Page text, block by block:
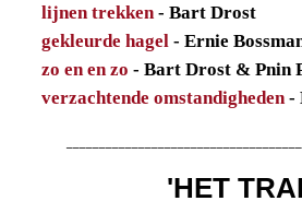
lijnen trekken - Bart Drost
gekleurde hagel - Ernie
zo en en zo - Bart Drost & Pnin
verzachtende omstandigheden -
'HET